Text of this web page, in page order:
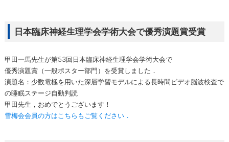
日本臨床神経生理学会学術大会で優秀演題賞受賞
甲田一馬先生が第53回日本臨床神経生理学会学術大会で
優秀演題賞（一般ポスター部門）を受賞しました．
演題名：少数電極を用いた深層学習モデルによる長時間ビデオ脳波検査で
の睡眠ステージ自動判読
甲田先生，おめでとうございます！
雪梅会会員の方はこちらもご覧ください．